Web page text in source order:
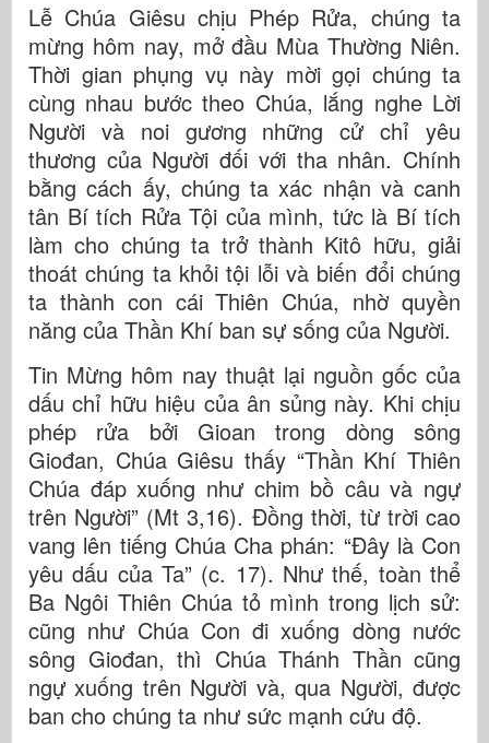
Lễ Chúa Giêsu chịu Phép Rửa, chúng ta
mừng hôm nay, mở đầu Mùa Thường Niên.
Thời gian phụng vụ này mời gọi chúng ta
cùng nhau bước theo Chúa, lắng nghe Lời
Người và noi gương những cử chỉ yêu
thương của Người đối với tha nhân. Chính
bằng cách ấy, chúng ta xác nhận và canh
tân Bí tích Rửa Tội của mình, tức là Bí tích
làm cho chúng ta trở thành Kitô hữu, giải
thoát chúng ta khỏi tội lỗi và biến đổi chúng
ta thành con cái Thiên Chúa, nhờ quyền
năng của Thần Khí ban sự sống của Người.
Tin Mừng hôm nay thuật lại nguồn gốc của
dấu chỉ hữu hiệu của ân sủng này. Khi chịu
phép rửa bởi Gioan trong dòng sông
Giođan, Chúa Giêsu thấy “Thần Khí Thiên
Chúa đáp xuống như chim bồ câu và ngự
trên Người” (Mt 3,16). Đồng thời, từ trời cao
vang lên tiếng Chúa Cha phán: “Đây là Con
yêu dấu của Ta” (c. 17). Như thế, toàn thể
Ba Ngôi Thiên Chúa tỏ mình trong lịch sử:
cũng như Chúa Con đi xuống dòng nước
sông Giođan, thì Chúa Thánh Thần cũng
ngự xuống trên Người và, qua Người, được
ban cho chúng ta như sức mạnh cứu độ.